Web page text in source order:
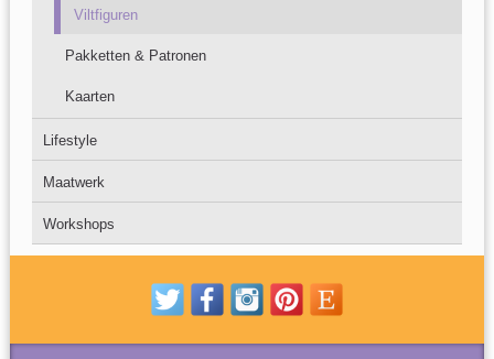
Viltfiguren
Pakketten & Patronen
Kaarten
Lifestyle
Maatwerk
Workshops